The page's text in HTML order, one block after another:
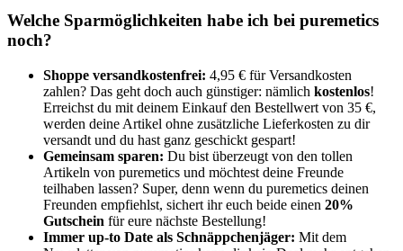
Welche Sparmöglichkeiten habe ich bei puremetics
noch?
Shoppe versandkostenfrei: 4,95 € für Versandkosten
zahlen? Das geht doch auch günstiger: nämlich kostenlos!
Erreichst du mit deinem Einkauf den Bestellwert von 35 €,
werden deine Artikel ohne zusätzliche Lieferkosten zu dir
versandt und du hast ganz geschickt gespart!
Gemeinsam sparen: Du bist überzeugt von den tollen
Artikeln von puremetics und möchtest deine Freunde
teilhaben lassen? Super, denn wenn du puremetics deinen
Freunden empfiehlst, sichert ihr euch beide einen 20%
Gutschein für eure nächste Bestellung!
Immer up-to Date als Schnäppchenjäger: Mit dem